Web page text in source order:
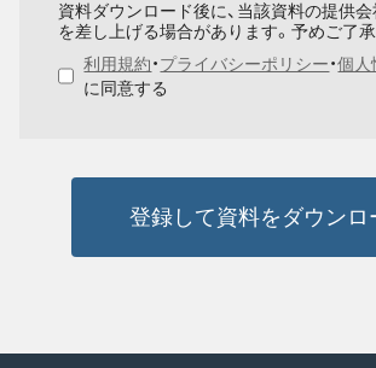
資料ダウンロード後に、当該資料の提供
を差し上げる場合があります。予めご了承
利用規約・プライバシーポリシー・個人
に同意する
登録して資料をダウンロ